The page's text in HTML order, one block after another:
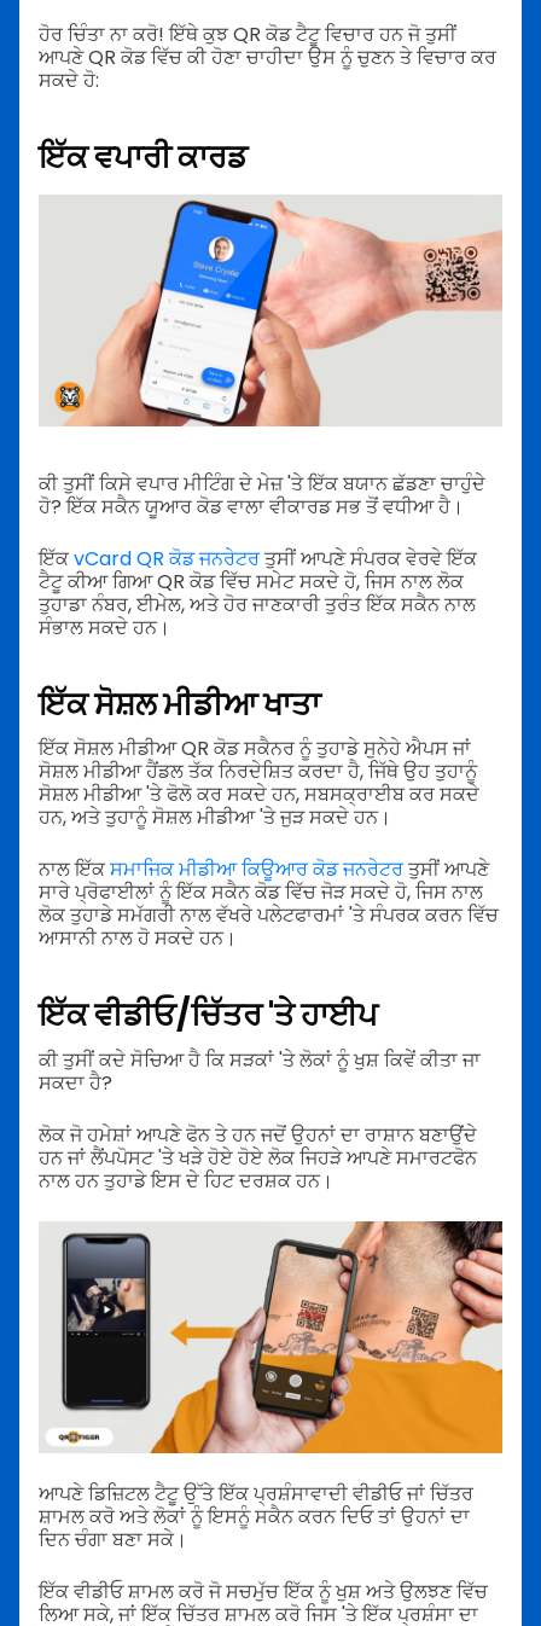
ਹੋਰ ਚਿੰਤਾ ਨਾ ਕਰੋ! ਇੱਥੇ ਕੁਝ QR ਕੋਡ ਟੈਟੂ ਵਿਚਾਰ ਹਨ ਜੋ ਤੁਸੀਂ
ਆਪਣੇ QR ਕੋਡ ਵਿੱਚ ਕੀ ਹੋਣਾ ਚਾਹੀਦਾ ਉਸ ਨੂੰ ਚੁਣਨ ਤੇ ਵਿਚਾਰ ਕਰ
ਸਕਦੇ ਹੋ:
ਇੱਕ ਵਪਾਰੀ ਕਾਰਡ
ਕੀ ਤੁਸੀਂ ਕਿਸੇ ਵਪਾਰ ਮੀਟਿੰਗ ਦੇ ਮੇਜ਼ 'ਤੇ ਇੱਕ ਬਯਾਨ ਛੱਡਣਾ ਚਾਹੁੰਦੇ
ਹੋ? ਇੱਕ ਸਕੈਨ ਯੂਆਰ ਕੋਡ ਵਾਲਾ ਵੀਕਾਰਡ ਸਭ ਤੋਂ ਵਧੀਆ ਹੈ।
ਇੱਕvCard QR ਕੋਡ ਜਨਰੇਟਰਤੁਸੀਂ ਆਪਣੇ ਸੰਪਰਕ ਵੇਰਵੇ ਇੱਕ
ਟੈਟੂ ਕੀਆ ਗਿਆ QR ਕੋਡ ਵਿੱਚ ਸਮੇਟ ਸਕਦੇ ਹੋ, ਜਿਸ ਨਾਲ ਲੋਕ
ਤੁਹਾਡਾ ਨੰਬਰ, ਈਮੇਲ, ਅਤੇ ਹੋਰ ਜਾਣਕਾਰੀ ਤੁਰੰਤ ਇੱਕ ਸਕੈਨ ਨਾਲ
ਸੰਭਾਲ ਸਕਦੇ ਹਨ।
ਇੱਕ ਸੋਸ਼ਲ ਮੀਡੀਆ ਖਾਤਾ
ਇੱਕ ਸੋਸ਼ਲ ਮੀਡੀਆ QR ਕੋਡ ਸਕੈਨਰ ਨੂੰ ਤੁਹਾਡੇ ਸੁਨੇਹੇ ਐਪਸ ਜਾਂ
ਸੋਸ਼ਲ ਮੀਡੀਆ ਹੈਂਡਲ ਤੱਕ ਨਿਰਦੇਸ਼ਿਤ ਕਰਦਾ ਹੈ, ਜਿੱਥੇ ਉਹ ਤੁਹਾਨੂੰ
ਸੋਸ਼ਲ ਮੀਡੀਆ 'ਤੇ ਫੋਲੋ ਕਰ ਸਕਦੇ ਹਨ, ਸਬਸਕ੍ਰਾਈਬ ਕਰ ਸਕਦੇ
ਹਨ, ਅਤੇ ਤੁਹਾਨੂੰ ਸੋਸ਼ਲ ਮੀਡੀਆ 'ਤੇ ਜੁੜ ਸਕਦੇ ਹਨ।
ਨਾਲ ਇੱਕਸਮਾਜਿਕ ਮੀਡੀਆ ਕਿਊਆਰ ਕੋਡ ਜਨਰੇਟਰਤੁਸੀਂ ਆਪਣੇ
ਸਾਰੇ ਪ੍ਰੋਫਾਈਲਾਂ ਨੂੰ ਇੱਕ ਸਕੈਨ ਕੋਡ ਵਿੱਚ ਜੋੜ ਸਕਦੇ ਹੋ, ਜਿਸ ਨਾਲ
ਲੋਕ ਤੁਹਾਡੇ ਸਮੱਗਰੀ ਨਾਲ ਵੱਖਰੇ ਪਲੇਟਫਾਰਮਾਂ 'ਤੇ ਸੰਪਰਕ ਕਰਨ ਵਿੱਚ
ਆਸਾਨੀ ਨਾਲ ਹੋ ਸਕਦੇ ਹਨ।
ਇੱਕ ਵੀਡੀਓ/ਚਿੱਤਰ 'ਤੇ ਹਾਈਪ
ਕੀ ਤੁਸੀਂ ਕਦੇ ਸੋਚਿਆ ਹੈ ਕਿ ਸੜਕਾਂ 'ਤੇ ਲੋਕਾਂ ਨੂੰ ਖੁਸ਼ ਕਿਵੇਂ ਕੀਤਾ ਜਾ
ਸਕਦਾ ਹੈ?
ਲੋਕ ਜੋ ਹਮੇਸ਼ਾਂ ਆਪਣੇ ਫੋਨ ਤੇ ਹਨ ਜਦੋਂ ਉਹਨਾਂ ਦਾ ਰਾਸ਼ਾਨ ਬਣਾਉਂਦੇ
ਹਨ ਜਾਂ ਲੈਂਪਪੋਸਟ 'ਤੇ ਖੜੇ ਹੋਏ ਹੋਏ ਲੋਕ ਜਿਹੜੇ ਆਪਣੇ ਸਮਾਰਟਫੋਨ
ਨਾਲ ਹਨ ਤੁਹਾਡੇ ਇਸ ਦੇ ਹਿਟ ਦਰਸ਼ਕ ਹਨ।
ਆਪਣੇ ਡਿਜ਼ਿਟਲ ਟੈਟੂ ਉੱਤੇ ਇੱਕ ਪ੍ਰਸ਼ੰਸਾਵਾਦੀ ਵੀਡੀਓ ਜਾਂ ਚਿੱਤਰ
ਸ਼ਾਮਲ ਕਰੋ ਅਤੇ ਲੋਕਾਂ ਨੂੰ ਇਸਨੂੰ ਸਕੈਨ ਕਰਨ ਦਿਓ ਤਾਂ ਉਹਨਾਂ ਦਾ
ਦਿਨ ਚੰਗਾ ਬਣਾ ਸਕੇ।
ਇੱਕ ਵੀਡੀਓ ਸ਼ਾਮਲ ਕਰੋ ਜੋ ਸਚਮੁੱਚ ਇੱਕ ਨੂੰ ਖੁਸ਼ ਅਤੇ ਉਲਝਣ ਵਿੱਚ
ਲਿਆ ਸਕੇ, ਜਾਂ ਇੱਕ ਚਿੱਤਰ ਸ਼ਾਮਲ ਕਰੋ ਜਿਸ 'ਤੇ ਇੱਕ ਪ੍ਰਸ਼ੰਸਾ ਦਾ